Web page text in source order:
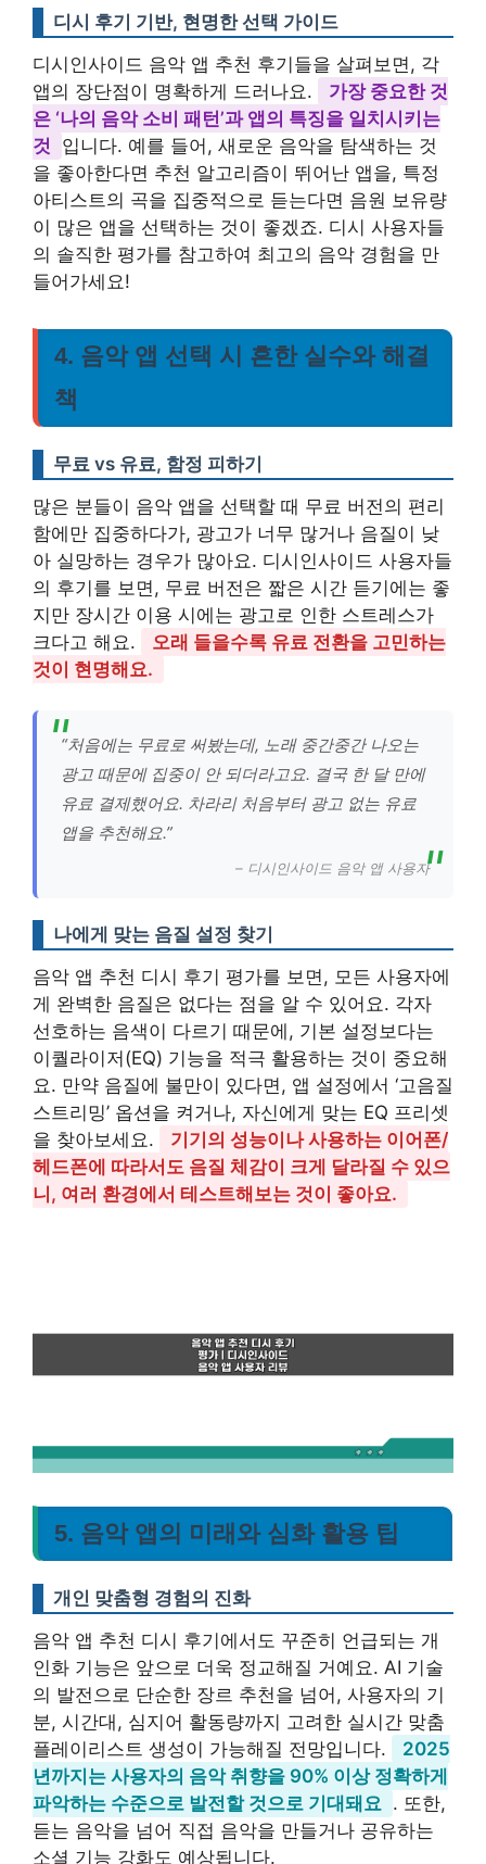
디시 후기 기반, 현명한 선택 가이드
디시인사이드 음악 앱 추천 후기들을 살펴보면, 각
앱의 장단점이 명확하게 드러나요.
가장 중요한 것
은 ‘나의 음악 소비 패턴’과 앱의 특징을 일치시키는
것
입니다. 예를 들어, 새로운 음악을 탐색하는 것
을 좋아한다면 추천 알고리즘이 뛰어난 앱을, 특정
아티스트의 곡을 집중적으로 듣는다면 음원 보유량
이 많은 앱을 선택하는 것이 좋겠죠. 디시 사용자들
의 솔직한 평가를 참고하여 최고의 음악 경험을 만
들어가세요!
4. 음악 앱 선택 시 흔한 실수와 해결
책
무료 vs 유료, 함정 피하기
많은 분들이 음악 앱을 선택할 때 무료 버전의 편리
함에만 집중하다가, 광고가 너무 많거나 음질이 낮
아 실망하는 경우가 많아요. 디시인사이드 사용자들
의 후기를 보면, 무료 버전은 짧은 시간 듣기에는 좋
지만 장시간 이용 시에는 광고로 인한 스트레스가
크다고 해요.
오래 들을수록 유료 전환을 고민하는
것이 현명해요.
“처음에는 무료로 써봤는데, 노래 중간중간 나오는
광고 때문에 집중이 안 되더라고요. 결국 한 달 만에
유료 결제했어요. 차라리 처음부터 광고 없는 유료
앱을 추천해요.”
– 디시인사이드 음악 앱 사용자
나에게 맞는 음질 설정 찾기
음악 앱 추천 디시 후기 평가를 보면, 모든 사용자에
게 완벽한 음질은 없다는 점을 알 수 있어요. 각자
선호하는 음색이 다르기 때문에, 기본 설정보다는
이퀄라이저(EQ) 기능을 적극 활용하는 것이 중요해
요. 만약 음질에 불만이 있다면, 앱 설정에서 ‘고음질
스트리밍’ 옵션을 켜거나, 자신에게 맞는 EQ 프리셋
을 찾아보세요.
기기의 성능이나 사용하는 이어폰/
헤드폰에 따라서도 음질 체감이 크게 달라질 수 있으
니, 여러 환경에서 테스트해보는 것이 좋아요.
5. 음악 앱의 미래와 심화 활용 팁
개인 맞춤형 경험의 진화
음악 앱 추천 디시 후기에서도 꾸준히 언급되는 개
인화 기능은 앞으로 더욱 정교해질 거예요. AI 기술
의 발전으로 단순한 장르 추천을 넘어, 사용자의 기
분, 시간대, 심지어 활동량까지 고려한 실시간 맞춤
플레이리스트 생성이 가능해질 전망입니다.
2025
년까지는 사용자의 음악 취향을 90% 이상 정확하게
파악하는 수준으로 발전할 것으로 기대돼요
. 또한,
듣는 음악을 넘어 직접 음악을 만들거나 공유하는
소셜 기능 강화도 예상됩니다.